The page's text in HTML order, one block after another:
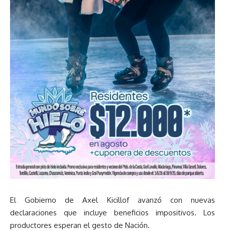
El Gobierno de Axel Kicillof avanzó con nuevas
declaraciones que incluye beneficios impositivos. Los
productores esperan el gesto de Nación.